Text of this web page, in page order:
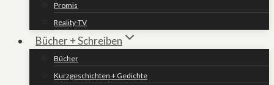
Promis
Reality-TV
Bücher + Schreiben
Bücher
Kurzgeschichten + Gedichte